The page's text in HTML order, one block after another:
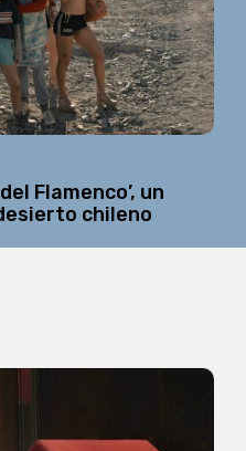
Flamenco’, un
chileno